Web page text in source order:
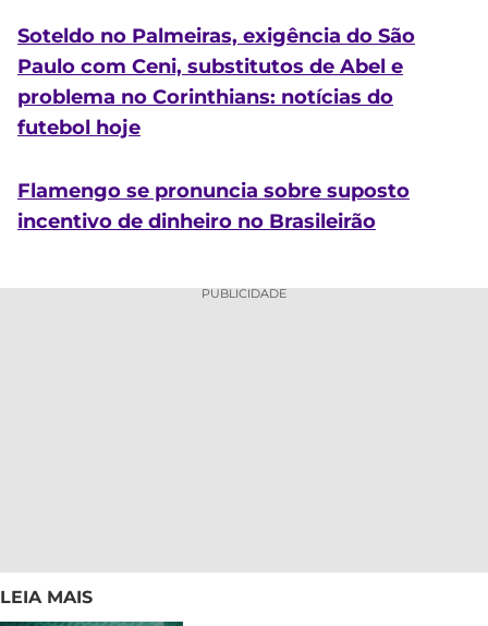
Soteldo no Palmeiras, exigência do São
Paulo com Ceni, substitutos de Abel e
problema no Corinthians: notícias do
futebol hoje
Flamengo se pronuncia sobre suposto
incentivo de dinheiro no Brasileirão
PUBLICIDADE
LEIA MAIS